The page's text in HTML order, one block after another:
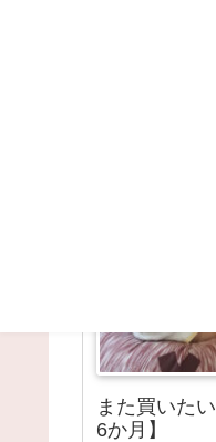
また買いた
6か月】